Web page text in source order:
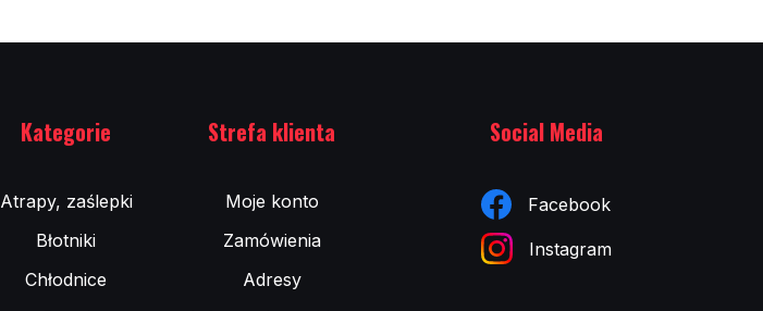
Kategorie
Atrapy, zaślepki
Błotniki
Chłodnice
Strefa klienta
Moje konto
Zamówienia
Adresy
Social Media
Facebook
Instagram